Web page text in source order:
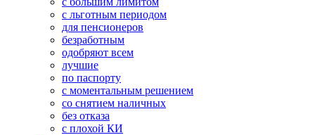
с льготным периодом
для пенсионеров
безработным
одобряют всем
лучшие
по паспорту
с моментальным решением
со снятием наличных
без отказа
с плохой КИ